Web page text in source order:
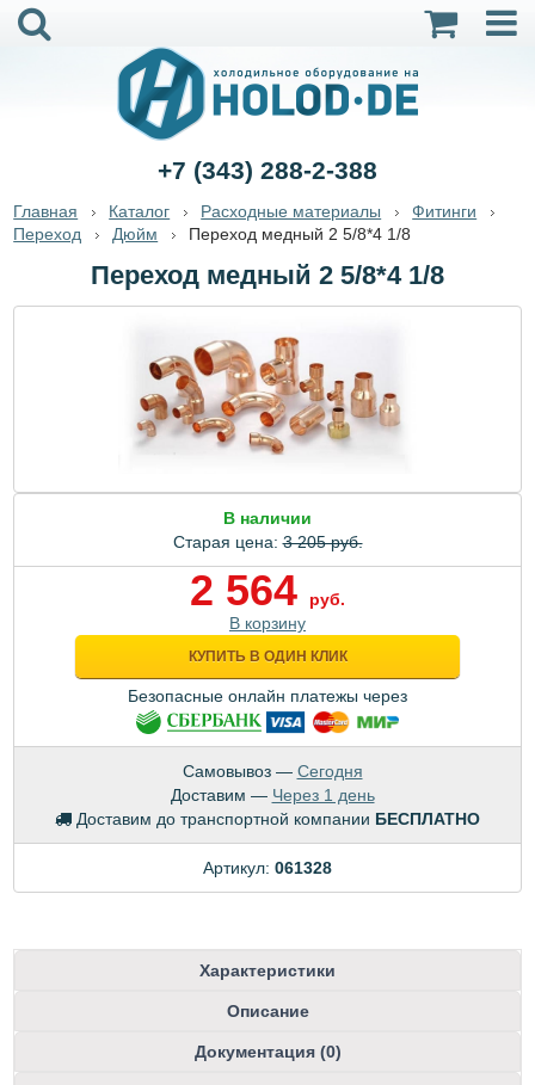
+7 (343) 288-2-388
Главная Каталог Расходные материалы
Фитинги
Переход
Дюйм Переход медный 2 5/8*4 1/8
Переход медный 2 5/8*4 1/8
В наличии
Старая цена:3 205 руб.
2 564
руб.
В корзину
КУПИТЬ В ОДИН КЛИК
Безопасные онлайн платежы через
Самовывоз — Сегодня
Доставим — Через 1 день
Доставим до транспортной компании БЕСПЛАТНО
Артикул: 061328
Характеристики
Описание
Документация (0)